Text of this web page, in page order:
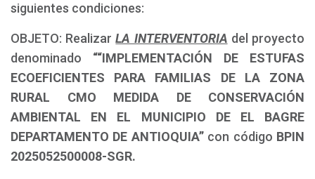
siguientes condiciones:
OBJETO: RealizarLA INTERVENTORIA del proyecto
denominado ““IMPLEMENTACIÓN DE ESTUFAS
ECOEFICIENTES PARA FAMILIAS DE LA ZONA
RURAL CMO MEDIDA DE CONSERVACIÓN
AMBIENTAL EN EL MUNICIPIO DE EL BAGRE
DEPARTAMENTO DE ANTIOQUIA” con código BPIN
2025052500008-SGR.